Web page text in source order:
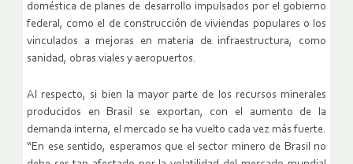
doméstica de planes de desarrollo impulsados por el gobierno
federal, como el de construcción de viviendas populares o los
vinculados a mejoras en materia de infraestructura, como
sanidad, obras viales y aeropuertos.
Al respecto, si bien la mayor parte de los recursos minerales
producidos en Brasil se exportan, con el aumento de la
demanda interna, el mercado se ha vuelto cada vez más fuerte.
“En ese sentido, esperamos que el sector minero de Brasil no